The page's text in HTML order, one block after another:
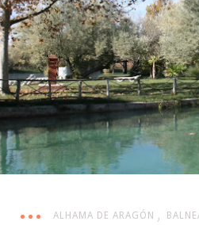
ALHAMA DE ARAGÓN ,